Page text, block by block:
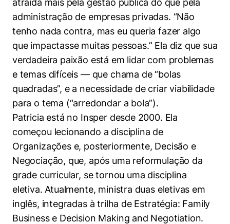
atraída mais pela gestão pública do que pela
administração de empresas privadas. “Não
tenho nada contra, mas eu queria fazer algo
que impactasse muitas pessoas.” Ela diz que sua
verdadeira paixão está em lidar com problemas
e temas difíceis — que chama de “bolas
quadradas”, e a necessidade de criar viabilidade
para o tema (“arredondar a bola”).
Patricia está no Insper desde 2000. Ela
começou lecionando a disciplina de
Organizações e, posteriormente, Decisão e
Negociação, que, após uma reformulação da
grade curricular, se tornou uma disciplina
eletiva. Atualmente, ministra duas eletivas em
inglês, integradas à trilha de Estratégia: Family
Business e Decision Making and Negotiation.